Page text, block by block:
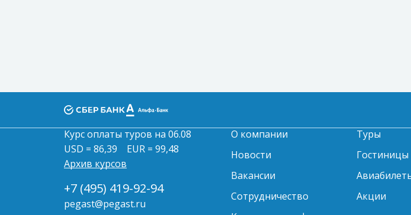
Курс оплаты туров на 06.08
USD = 86,39
EUR = 99,48
Архив курсов
+7 (495) 419-92-94
pegast@pegast.ru
О компании
Новости
Вакансии
Сотрудничество
Туры
Гостиницы
Акции